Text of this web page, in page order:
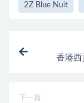
2Z Blue Nuit
香港西
下一篇